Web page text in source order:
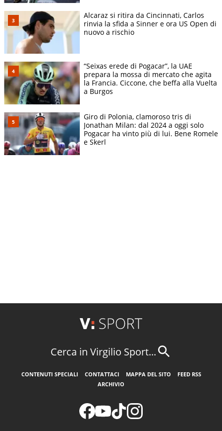
Alcaraz si ritira da Cincinnati, Carlos
rinvia la sfida a Sinner e ora US Open di
nuovo a rischio
“Seixas erede di Pogacar”, la UAE
prepara la mossa di mercato che agita
la Francia. Ciccone, che beffa alla Vuelta
a Burgos
Giro di Polonia, clamoroso tris di
Jonathan Milan: dal 2024 a oggi solo
Pogacar ha vinto più di lui. Bene Romele
e Skerl
Cerca in Virgilio Sport...
CONTENUTI SPECIALI CONTATTACI MAPPA DEL SITO
FEED RSS
ARCHIVIO